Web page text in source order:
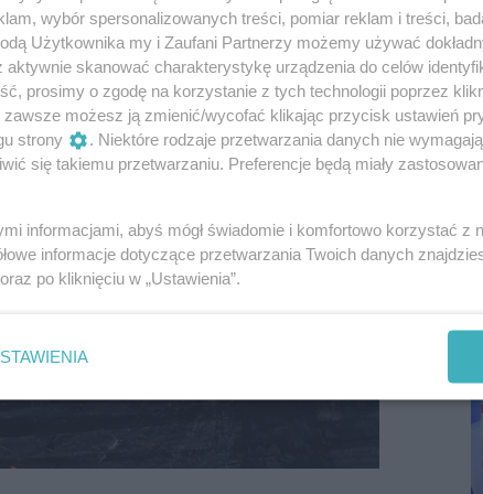
z niepełnosprawnościami mogły
wybór spersonalizowanych treści, pomiar reklam i treści,
Użytkownika my i Zaufani Partnerzy możemy używać
aktywnie skanować charakterystykę urządzenia do celów
prosimy o zgodę na korzystanie z tych technologii poprzez
zawsze możesz ją zmienić/wycofać klikając przycisk ustawień
strony
. Niektóre rodzaje przetwarzania danych nie
się takiemu przetwarzaniu. Preferencje będą miały
informacjami, abyś mógł świadomie i komfortowo korzystać z
informacje dotyczące przetwarzania Twoich danych
po kliknięciu w „Ustawienia”.